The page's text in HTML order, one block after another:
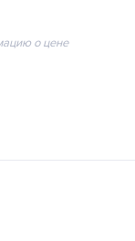
о цене